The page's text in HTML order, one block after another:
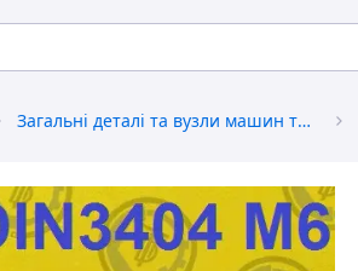
Загальні деталі та вузли машин та механізмів